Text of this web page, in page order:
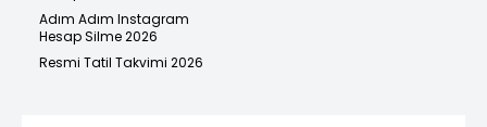
Adım Adım Instagram
Hesap Silme 2026
Resmi Tatil Takvimi 2026